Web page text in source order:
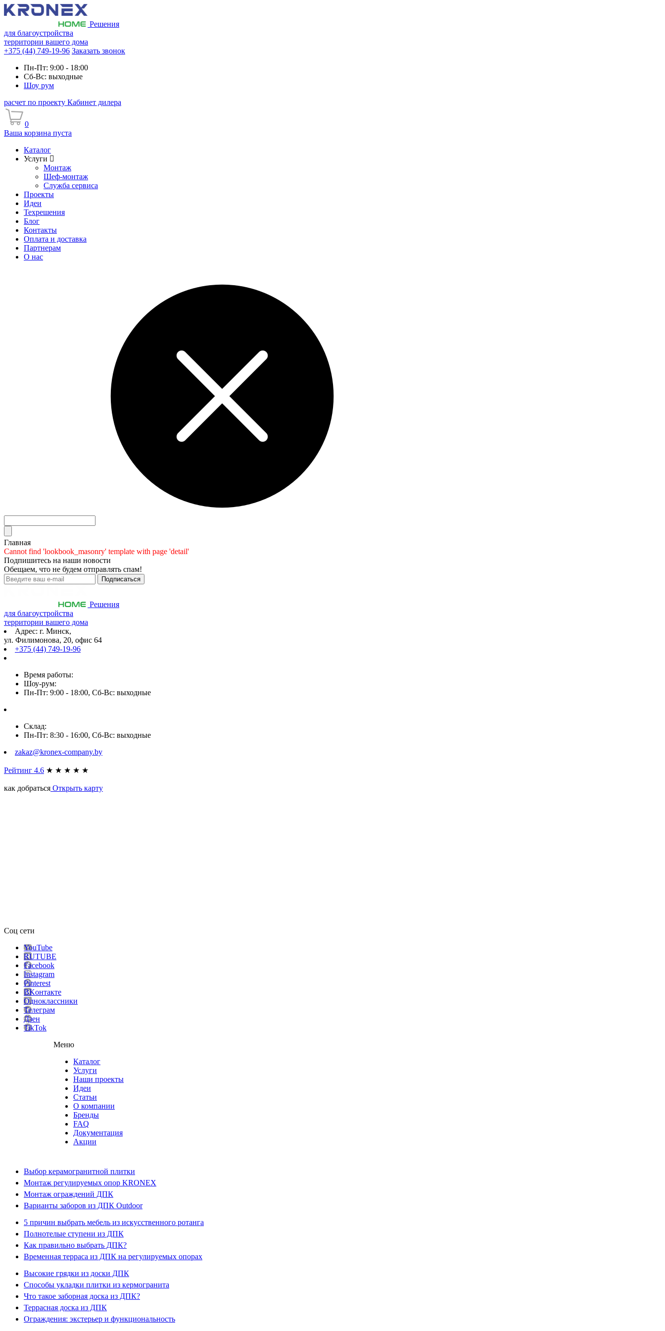
Решения
для благоустройства
территории вашего дома
+375 (44) 749-19-96 Заказать звонок
Пн-Пт: 9:00 - 18:00
Сб-Вс: выходные
Шоу рум
расчет по проекту Кабинет дилера
0
Ваша корзина пуста
Каталог
Услуги
Монтаж
Шеф-монтаж
Служба сервиса
Проекты
Идеи
Техрешения
Блог
Контакты
Оплата и доставка
Партнерам
О нас
Главная
Cannot find 'lookbook_masonry' template with page 'detail'
Подпишитесь на наши новости
Обещаем, что не будем отправлять спам!
Решения
для благоустройства
территории вашего дома
Адрес: г. Минск,
ул. Филимонова, 20, офис 64
+375 (44) 749-19-96
Время работы:
Шоу-рум:
Пн-Пт: 9:00 - 18:00, Сб-Вс: выходные
Склад:
Пн-Пт: 8:30 - 16:00, Сб-Вс: выходные
zakaz@kronex-company.by
Рейтинг 4.6 ★ ★ ★ ★ ★
как добраться Открыть карту
Соц сети
YouTube
RUTUBE
Facebook
Instagram
Pinterest
ВKонтакте
Одноклассники
Телеграм
Дзен
TikTok
Меню
Каталог
Услуги
Наши проекты
Идеи
Статьи
О компании
Бренды
FAQ
Документация
Акции
Выбор керамогранитной плитки
Монтаж регулируемых опор KRONEX
Монтаж ограждений ДПК
Варианты заборов из ДПК Outdoor
5 причин выбрать мебель из искусственного ротанга
Полнотелые ступени из ДПК
Как правильно выбрать ДПК?
Временная терраса из ДПК на регулируемых опорах
Высокие грядки из доски ДПК
Способы укладки плитки из кермогранита
Что такое заборная доска из ДПК?
Террасная доска из ДПК
Ограждения: экстерьер и функциональность